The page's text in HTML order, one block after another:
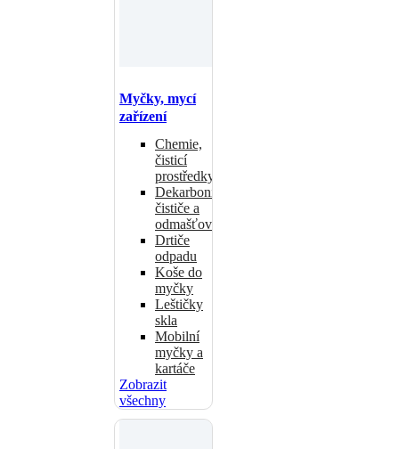
Myčky, mycí
zařízení
Chemie,
čisticí
prostředky
Dekarbonizační
čističe a
odmašťovače
Drtiče
odpadu
Koše do
myčky
Leštičky
skla
Mobilní
myčky a
kartáče
Zobrazit
všechny